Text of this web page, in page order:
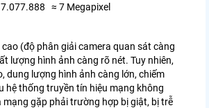
≈ 7 Megapixel
(độ phân giải camera quan sát càng
lượng hình ảnh càng rõ nét. Tuy nhiên,
dung lượng hình ảnh càng lớn, chiếm
hệ thống truyền tín hiệu mạng không
mạng gặp phải trường hợp bị giật, bị trễ